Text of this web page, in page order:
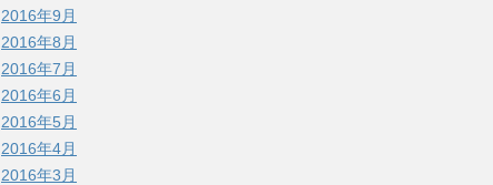
2016年9月
2016年8月
2016年7月
2016年6月
2016年5月
2016年4月
2016年3月